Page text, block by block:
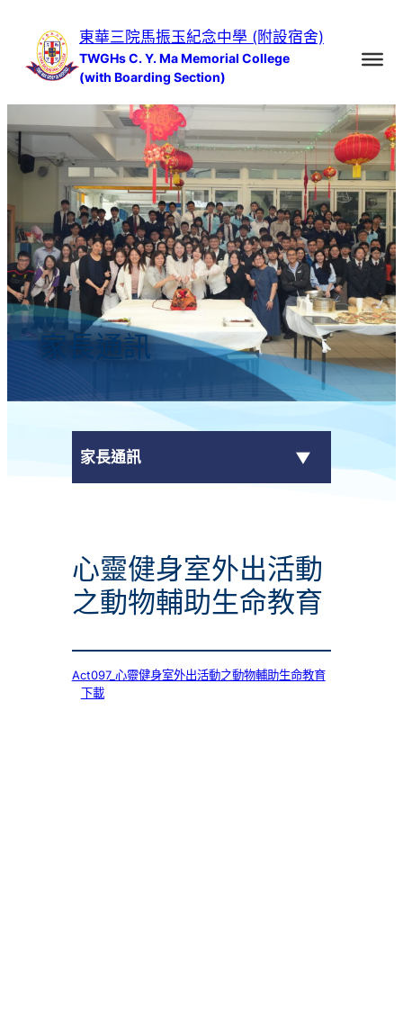
容
東華三院馬振玉紀念中學 (附設宿舍)
TWGHs C. Y. Ma Memorial College
(with Boarding Section)
家長通訊
家長通訊
學校通告
心靈健身室外出活動
之動物輔助生命教育
Act097_心靈健身室外出活動之動物輔助生命教育
下載